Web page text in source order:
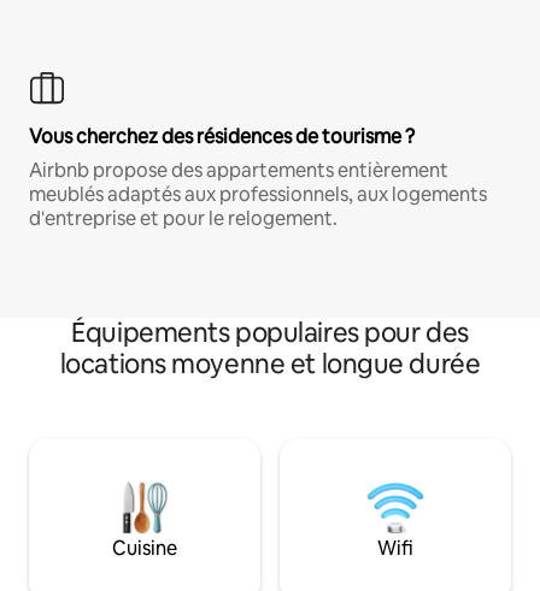
Vous cherchez des résidences de tourisme ?
Airbnb propose des appartements entièrement
meublés adaptés aux professionnels, aux logements
d'entreprise et pour le relogement.
Équipements populaires pour des
locations moyenne et longue durée
Cuisine Wifi